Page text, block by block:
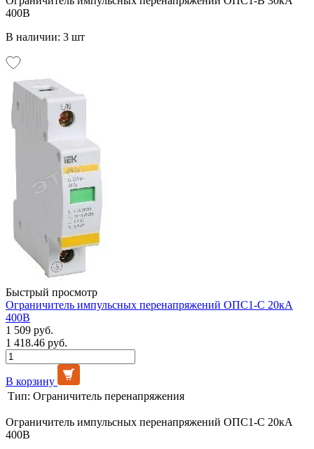
400В
В наличии: 3 шт
Быстрый просмотр
Ограничитель импульсных перенапряжений ОПС1-С 20кА
400В
1 509 руб.
1 418.46 руб.
В корзину
Тип: Ограничитель перенапряжения
Ограничитель импульсных перенапряжений ОПС1-С 20кА
400В